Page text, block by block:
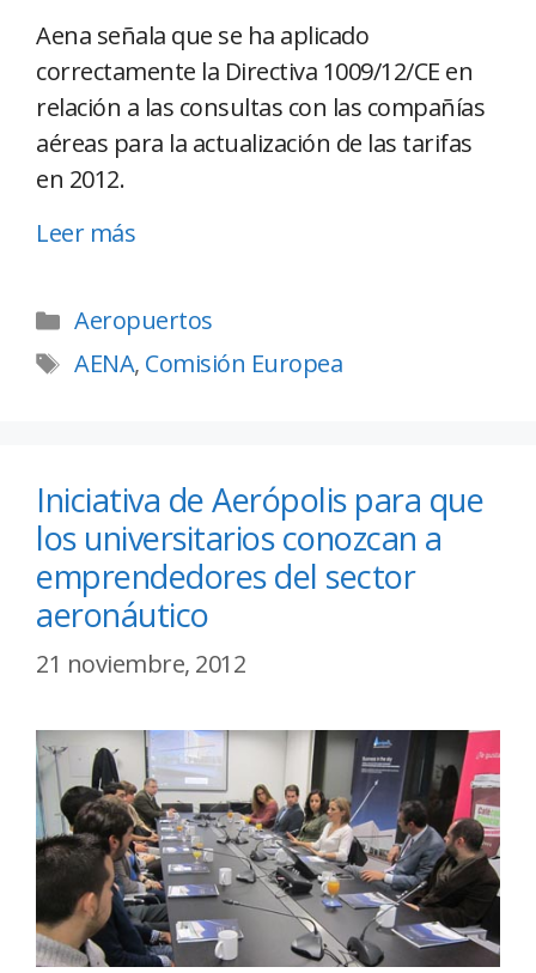
Aena señala que se ha aplicado
correctamente la Directiva 1009/12/CE en
relación a las consultas con las compañías
aéreas para la actualización de las tarifas
en 2012.
Leer más
Aeropuertos
AENA, Comisión Europea
Iniciativa de Aerópolis para que
los universitarios conozcan a
emprendedores del sector
aeronáutico
21 noviembre, 2012